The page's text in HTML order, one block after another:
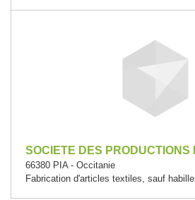
SOCIETE DES PRODUCTIONS
66380 PIA - Occitanie
Fabrication d'articles textiles, sauf